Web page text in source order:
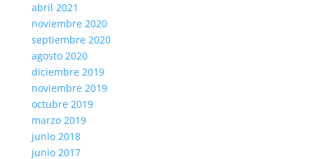
abril 2021
noviembre 2020
septiembre 2020
agosto 2020
diciembre 2019
noviembre 2019
octubre 2019
marzo 2019
junio 2018
junio 2017